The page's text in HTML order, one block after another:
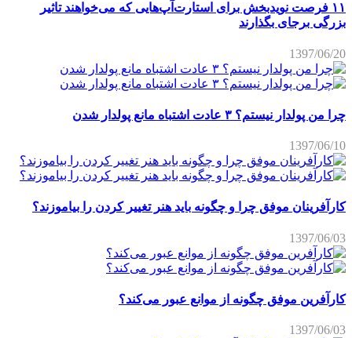
۱۱ فرصت نویدبخش برای استارت‌آپ‌هایی که می‌خواهند تاثیر
بزرگی برجای بگذارند
1397/06/20
چرا من پولدار نیستم؟ ۳ عادت اشتباه مانع پولدار شدن
1397/06/10
کارآفرینان موفق چرا و چگونه باید هنر تغییر کردن را بیاموزند؟
1397/06/03
کارآفرین موفق چگونه از موانع عبور می‌کند؟
1397/06/03